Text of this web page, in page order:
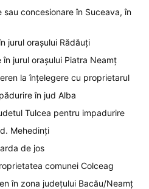
concesionare în Suceava, în
jurul orașului Rădăuți
jurul orașului Piatra Neamț
la înțelegere cu proprietarul
în jud Alba
Tulcea pentru impadurire
Mehedinți
de jos
comunei Colceag
în zona județului Bacău/Neamț